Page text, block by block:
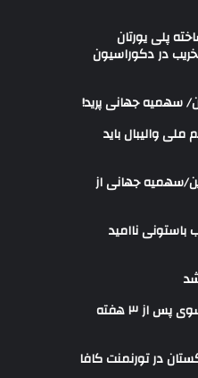
پلی یورتان
در دکوراسیون
سهمیه جهانی پرید!
ملی والیبال باید
سهمیه جهانی از
باستونی ناامید
ویسی سرمربی ذوب آهن شد/ پورموسوی پس از ۳ هفته
در تورنمنت کافا